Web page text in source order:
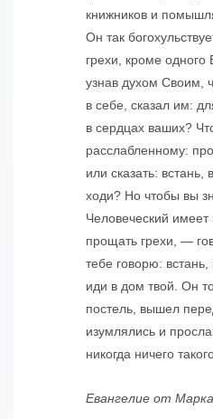
книжников и
Он так
грехи, кроме одного
узнав духом Своим,
в себе, сказал им:
в сердцах ваших?
расслабленному:
или сказать:
ходи? Но чтобы вы
Человеческий имеет
прощать грехи, —
тебе говорю:
иди в дом твой. Он
постель, вышел
изумлялись и
никогда ничего
Евангелие от